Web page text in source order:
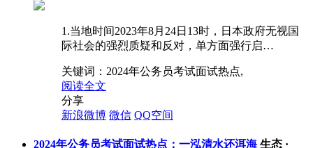
1.当地时间2023年8月24日13时，日本政府无视国
际社会的强烈质疑和反对，单方面强行启…
关键词： 2024年公务员考试面试热点,
阅读全文
分享
新浪微博 微信 QQ空间
2024年公务员考试面试热点：一泓清水还洱海 生态 ·